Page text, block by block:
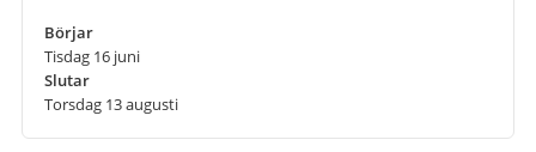
Börjar
Tisdag 16 juni
Slutar
Torsdag 13 augusti